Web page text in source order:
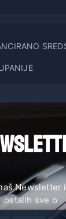
Newsletter
ostalih sve o
ponudama,